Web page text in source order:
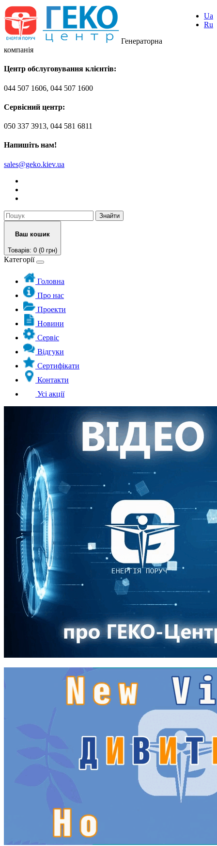
Ua
Ru
Генераторна
компанія
Центр обслуговування клієнтів:
044 507 1606, 044 507 1600
Сервісний центр:
050 337 3913, 044 581 6811
Напишіть нам!
sales@geko.kiev.ua
Знайти
Ваш кошик
Товарів: 0 (0 грн)
Категорії
Головна
Про нас
Проекти
Новини
Сервіс
Відгуки
Сертифікати
Контакти
Усі акції